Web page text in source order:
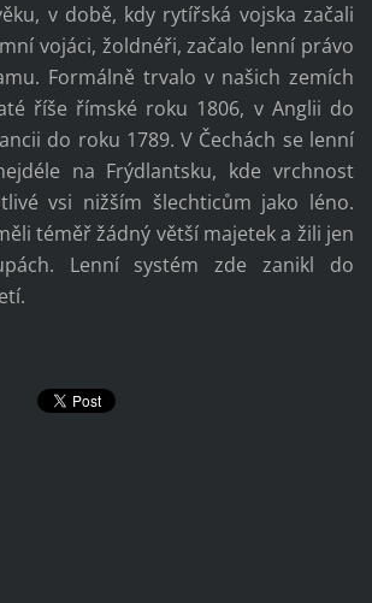
v době, kdy rytířská vojska začali
vojáci, žoldnéři, začalo lenní právo
Formálně trvalo v našich zemích
říše římské roku 1806, v Anglii do
do roku 1789. V Čechách se lenní
na Frýdlantsku, kde vrchnost
vsi nižším šlechticům jako léno.
téměř žádný větší majetek a žili jen
Lenní systém zde zanikl do